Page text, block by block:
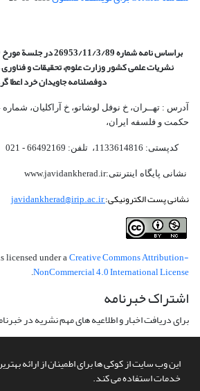
این وب سایت از کوکی ها برای اطمینان از ارائه
خدمات استفاده می کند.
براساس نامه شماره 26953/11/3/89 در جلسة مورخ 31/6/89 کمیسیون
نشریات علمی کشور وزارت علوم، تحقیقات و
دوفصلنامه جاویدان خرد اعطا
حکمت و فلسفه ایران،‌
کدپستی: 1133614816، تلفن: 66492169 - 021 نمابر: 66962700 - 021
نشانی پایگاه اینترنتی:www.javidankherad.ir
نشانی پست الکترونیکی:javidankherad@irip.ac.ir
licensed under a Creative Commons Attribution-
NonCommercial 4.0 International License
اشتراک خبرنامه
برای دریافت اخبار و اطلاعیه های مهم نشریه در